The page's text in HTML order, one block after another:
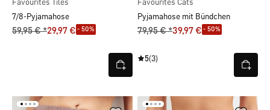
Favourites Tiles
7/8-Pyjamahose
59,95 € *29,97 € - 50%
Favourites Cats
Pyjamahose mit Bündchen
79,95 € *39,97 € - 50%
5(3)